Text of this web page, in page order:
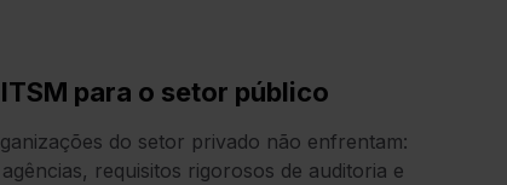
para o setor público
do setor privado não enfrentam:
requisitos rigorosos de auditoria e